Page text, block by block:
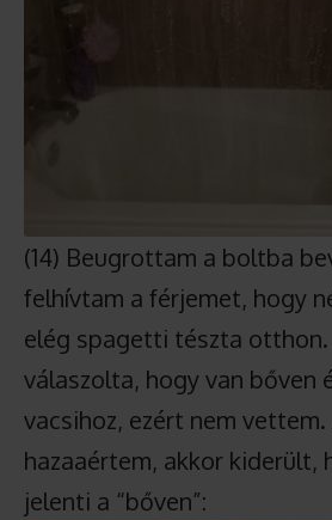
(14) Beugrottam a boltba
felhívtam a férjemet, hogy
elég spagetti tészta
válaszolta, hogy van bőven
vacsihoz, ezért nem
hazaaértem, akkor kiderült,
jelenti a “bőven”: